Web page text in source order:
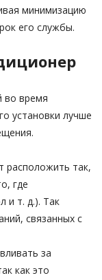
минимизацию
его службы.
во время
установки лучше
расположить так,
где
и т. д.). Так
связанных с
за
как это